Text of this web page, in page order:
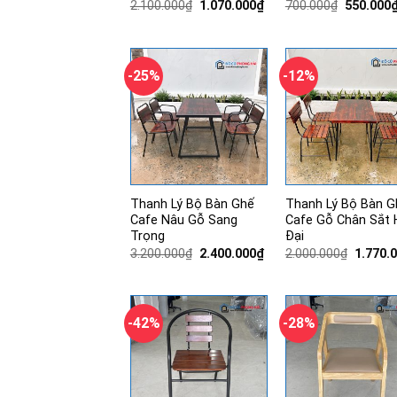
2.100.000₫ Giá
1.070.000₫Giá
1.070.000₫.
700.000₫ Giá
550.000
-25%
Thanh Lý Bộ Bàn Ghế
Cafe Nâu Gỗ Sang
Trọng
3.200.000₫ Giá
2.400.000₫Giá
2.400.000₫.
-12%
Thanh Lý Bộ Bàn
Cafe Gỗ Chân Sắt
Đại
2.000.000₫ Giá
-42% -28%